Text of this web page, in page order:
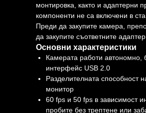
монтировка, както и адаптерни
компоненти не са включени в
Преди да закупите камера,
да закупите съответните
Основни характеристики
Камерата работи
интерфейс USB 2.0
Разделителната способност
монитор
60 fps и 50 fps в зависимост
пробите без трептене или